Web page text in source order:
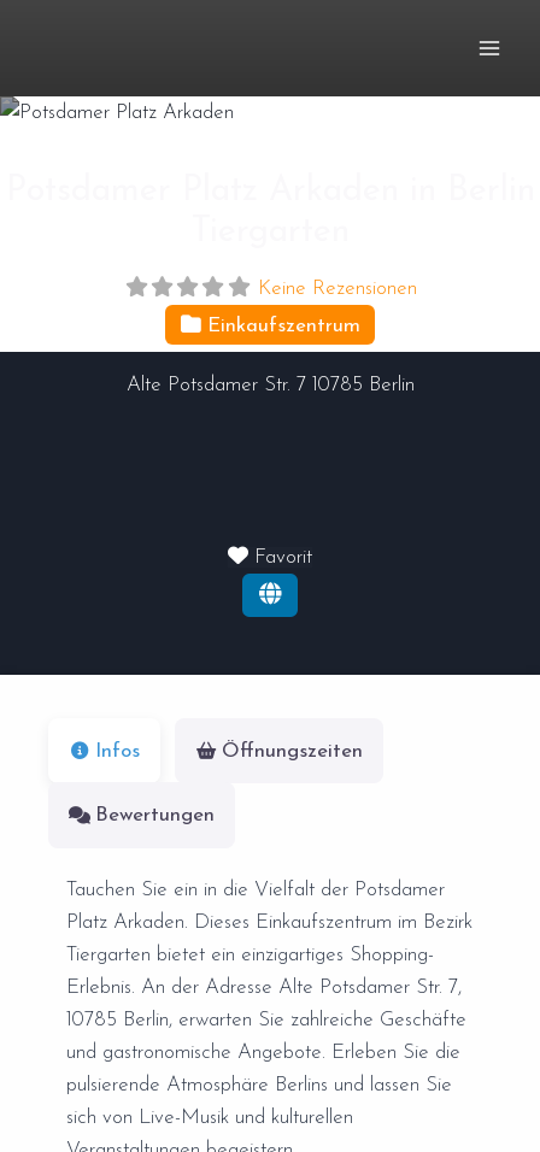
Keine Rezensionen
Einkaufszentrum
Alte Potsdamer Str. 7 10785 Berlin
Favorit
Infos Öffnungszeiten
Bewertungen
Tauchen Sie ein in die Vielfalt der Potsdamer
Platz Arkaden. Dieses Einkaufszentrum im Bezirk
Tiergarten bietet ein einzigartiges Shopping-
Erlebnis. An der Adresse Alte Potsdamer Str. 7,
10785 Berlin, erwarten Sie zahlreiche Geschäfte
und gastronomische Angebote. Erleben Sie die
pulsierende Atmosphäre Berlins und lassen Sie
sich von Live-Musik und kulturellen